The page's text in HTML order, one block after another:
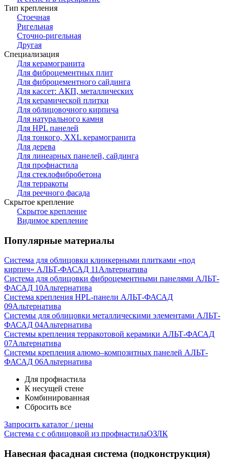
Тип крепления
Стоечная
Ригельная
Сточно-ригельная
Другая
Специализация
Для керамогранита
Для фиброцементных плит
Для фиброцементного сайдинга
Для кассет: АКП, металлических
Для керамической плитки
Для облицовочного кирпича
Для натурального камня
Для HPL панелей
Для тонкого, XXL керамогранита
Для дерева
Для линеарных панелей, сайдинга
Для профнастила
Для стеклофибробетона
Для терракоты
Для реечного фасада
Скрытое крепление
Скрытое крепление
Видимое крепление
Популярные материалы
Система для облицовки клинкерными плитками «под
кирпич» АЛЬТ-ФАСАД 11 Альтернатива
Система для облицовки фиброцементными панелями АЛЬТ-
ФАСАД 10Альтернатива
Система крепления HPL-панели АЛЬТ-ФАСАД
09Альтернатива
Системы для облицовки металлическими элементами АЛЬТ-
ФАСАД 04Альтернатива
Системы крепления терракотовой керамики АЛЬТ-ФАСАД
07Альтернатива
Cистемы крепления алюмо–композитных панелей АЛЬТ-
ФАСАД 06Альтернатива
Для профнастила
К несущей стене
Комбинированная
Сбросить все
Запросить каталог / цены
Система с с облицовкой из профнастилаОЗЛК
Навесная фасадная система (подконструкция)